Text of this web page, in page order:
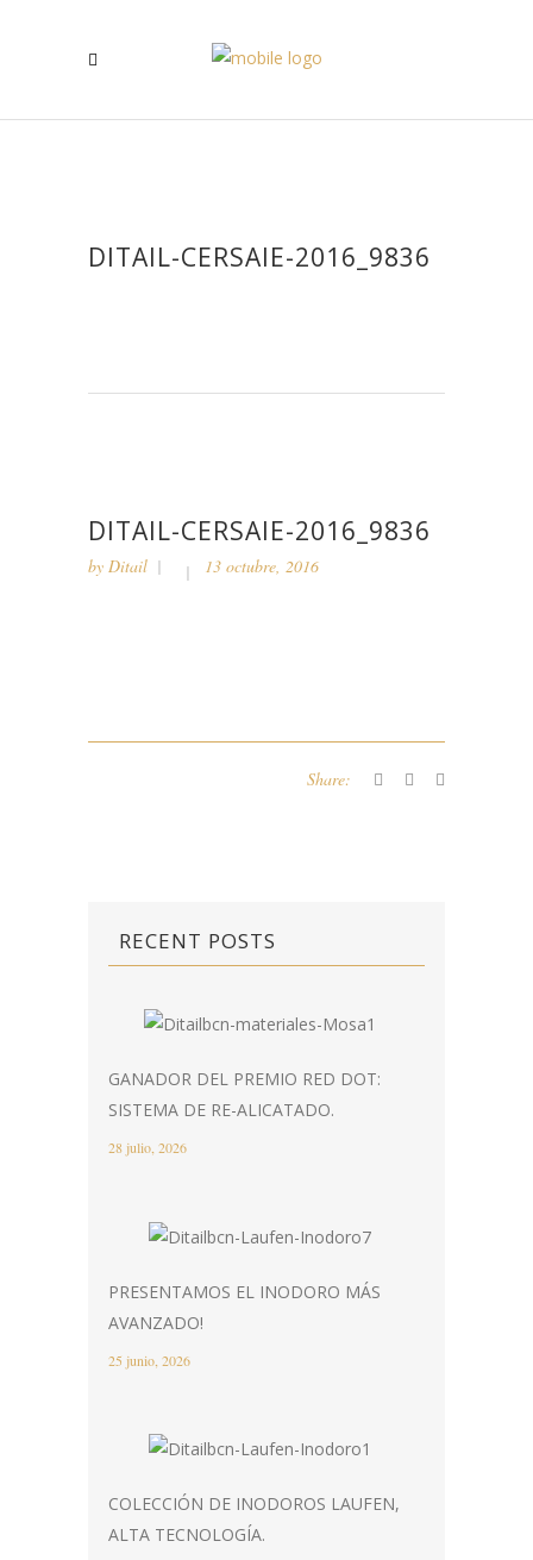
DITAIL-CERSAIE-2016_9836
DITAIL-CERSAIE-2016_9836
by Ditail 13 octubre, 2016
Share:
RECENT POSTS
GANADOR DEL PREMIO RED DOT:
SISTEMA DE RE-ALICATADO.
28 julio, 2026
PRESENTAMOS EL INODORO MÁS
AVANZADO!
25 junio, 2026
COLECCIÓN DE INODOROS LAUFEN,
ALTA TECNOLOGÍA.